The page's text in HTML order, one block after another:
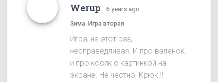
Werup · 6 years ago
Зима. Игра вторая
Игра, на этот раз,
несправедливая. И про валенок,
и про косяк с картинкой на
экране. Не честно, Крюк !!